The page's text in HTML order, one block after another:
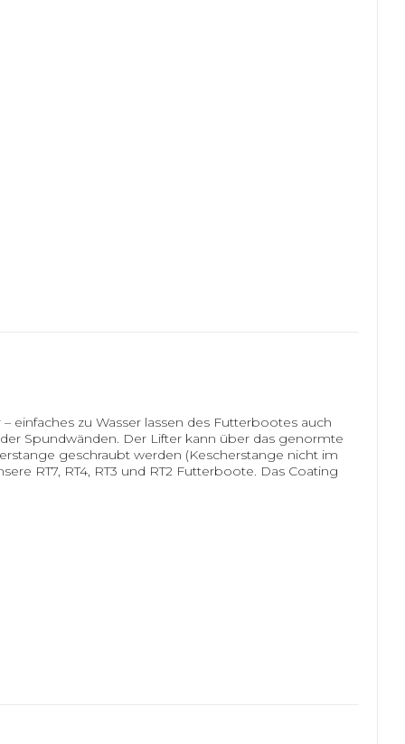
einfaches zu Wasser lassen des Futterbootes auch
Spundwänden. Der Lifter kann über das genormte
geschraubt werden (Kescherstange nicht im
RT7, RT4, RT3 und RT2 Futterboote. Das Coating